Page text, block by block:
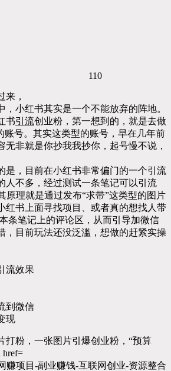
110
来，
，小红书其实是一个不能放弃的阵地。
书引流创业粉，第一想到的，就是去做
账号。其实这类型的账号，早在几年前
无非就是你抄我我抄你，起号慢不说，
是，目前在小红书非常偏门的一个引流
人不多，经过测试一条笔记可以引流
原理就是通过发布“求带”这类型的图片
红书上面寻找项目、或者真的想找人带
条笔记上的评论区，从而引导加微信
，目前玩法还没泛滥，想做的赶紧实操
流效果
到微信
现
赚项目-副业赚钱-互联网创业-资源整合